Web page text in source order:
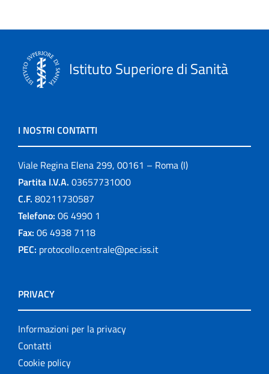
Istituto Superiore di Sanità
I NOSTRI CONTATTI
Viale Regina Elena 299, 00161 – Roma (I)
Partita I.V.A. 03657731000
C.F. 80211730587
Telefono: 06 4990 1
Fax: 06 4938 7118
PEC: protocollo.centrale@pec.iss.it
PRIVACY
Informazioni per la privacy
Contatti
Cookie policy